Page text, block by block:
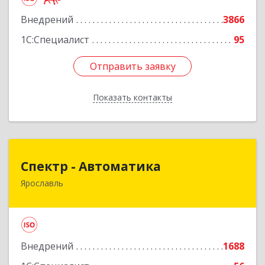
Внедрений
3866
1С:Специалист
95
Отправить заявку
Показать контакты
Подробнее
Отправить заявку
Назад
Спектр - Автоматика
Ярославль
Внедрений
1688
150054, Ярославская обл, Ярославль г, Щапова